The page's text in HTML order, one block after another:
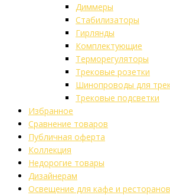
Диммеры
Стабилизаторы
Гирлянды
Комплектующие
Терморегуляторы
Трековые розетки
Шинопроводы для
Трековые подсветки
Избранное
Сравнение товаров
Публичная оферта
Коллекция
Недорогие товары
Дизайнерам
Освещение для кафе и ресторанов